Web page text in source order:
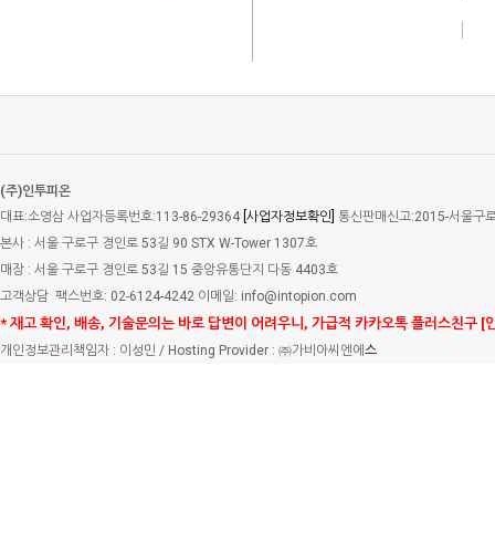
(주)인투피온
대표:소영삼 사업자등록번호:113-86-29364 [사업자정보확인] 통신판매신고:2015-서울구
본사 : 서울 구로구 경인로 53길 90 STX W-Tower 1307호
매장 : 서울 구로구 경인로 53길 15 중앙유통단지 다동 4403호
고객상담 팩스번호: 02-6124-4242 이메일: info@intopion.com
* 재고 확인, 배송, 기술문의는 바로 답변이 어려우니, 가급적 카카오톡 플러스친구 [
개인정보관리책임자 : 이성민 / Hosting Provider : ㈜가비아씨엔에 스